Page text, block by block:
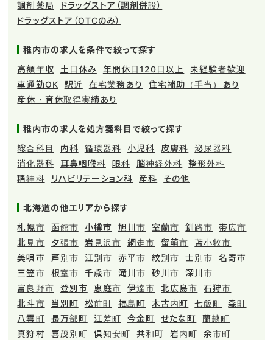
調剤薬局
ドラッグストア（調剤併設）
ドラッグストア（OTCのみ）
稚内市の求人を条件で絞って探す
高額年収
土日休み 年間休日120日以上
未経験者歓迎
車通勤OK
駅近 在宅業務あり
住宅補助（手当）あり
産休・育休取得実績あり
稚内市の求人を処方箋科目で絞って探す
総合科目
内科 循環器科 小児科 皮膚科
泌尿器科
消化器科
耳鼻咽喉科 眼科 脳神経外科
整形外科
精神科
リハビリテーション科 産科 その他
北海道の他エリアから探す
札幌市
函館市 小樽市 旭川市 室蘭市 釧路市
帯広市
北見市
夕張市 岩見沢市 網走市 留萌市
苫小牧市
美唄市
芦別市 江別市 赤平市 紋別市 士別市
名寄市
三笠市
根室市 千歳市 滝川市 砂川市
深川市
富良野市
登別市 恵庭市 伊達市 北広島市
石狩市
北斗市
当別町 松前町 福島町 木古内町 七飯町
森町
八雲町
長万部町 江差町 今金町 せたな町
蘭越町
真狩村
喜茂別町 倶知安町 共和町 岩内町 余市町